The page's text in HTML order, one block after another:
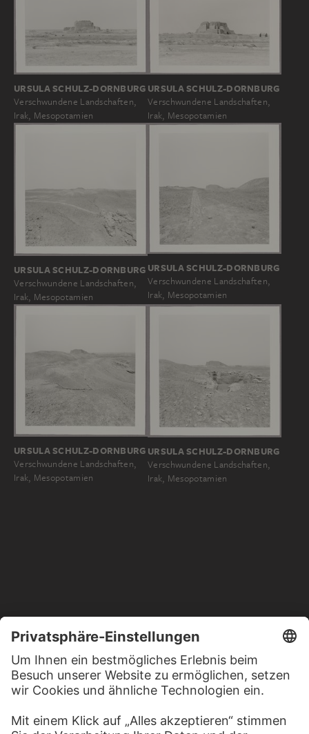
URSULA SCHULZ-DORNBURG
Verschwundene Landschaften,
Irak, Mesopotamien
URSULA SCHULZ-DORNBURG
Verschwundene Landschaften,
Irak, Mesopotamien
URSULA SCHULZ-DORNBURG
Verschwundene Landschaften,
Irak, Mesopotamien
URSULA SCHULZ-DORNBURG
Verschwundene Landschaften,
Irak, Mesopotamien
URSULA SCHULZ-DORNBURG
Verschwundene Landschaften,
Irak, Mesopotamien
URSULA SCHULZ-DORNBURG
Verschwundene Landschaften,
Irak, Mesopotamien